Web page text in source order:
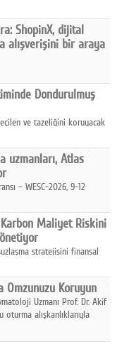
Bank A.Ş.” olmasına
ShopinX, dijital
alışverişini bir araya
deneyimi arasında köprü
pazarlara açılıyor.
Dondurulmuş
ve tazeliğini koruyacak
sunuyor.
uzmanları, Atlas
– WESC-2026, 9-12
Maliyet Riskini
stratejisini finansal
Omzunuzu Koruyun
Uzmanı Prof. Dr. Akif
alışkanlıklarıyla